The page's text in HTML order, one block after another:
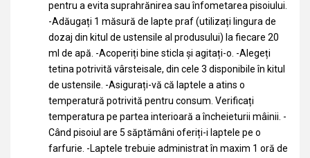
pentru a evita suprahrănirea sau înfometarea pisoiului.
-Adăugați 1 măsură de lapte praf (utilizați lingura de
dozaj din kitul de ustensile al produsului) la fiecare 20
ml de apă. -Acoperiți bine sticla și agitați-o. -Alegeți
tetina potrivită vârsteisale, din cele 3 disponibile în kitul
de ustensile. -Asigurați-vă că laptele a atins o
temperatură potrivită pentru consum. Verificați
temperatura pe partea interioară a încheieturii mâinii. -
Când pisoiul are 5 săptămâni oferiți-i laptele pe o
farfurie. -Laptele trebuie administrat în maxim 1 oră de